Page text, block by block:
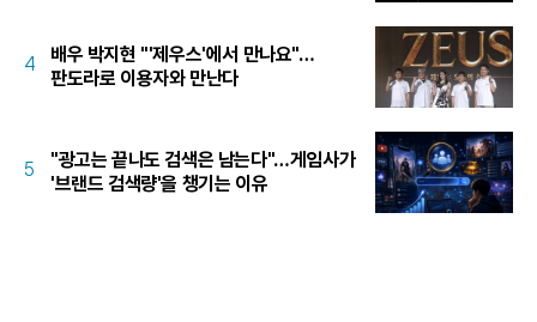
4
배우 박지현 "'제우스'에서 만나요"…
판도라로 이용자와 만난다
5
"광고는 끝나도 검색은 남는다"…게임사가
'브랜드 검색량'을 챙기는 이유